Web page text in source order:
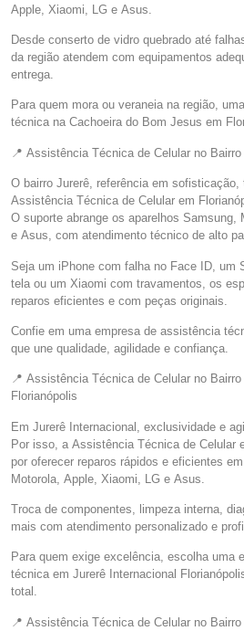
Apple, Xiaomi, LG e Asus.
Desde conserto de vidro quebrado até
da região atendem com equipamentos
entrega.
Para quem mora ou veraneia na região,
técnica na Cachoeira do Bom Jesus em
📍 Assistência Técnica de Celular no
O bairro Jurerê, referência em sofisticação,
Assistência Técnica de Celular em
O suporte abrange os aparelhos Samsung,
e Asus, com atendimento técnico de alto
Seja um iPhone com falha no Face ID, um
tela ou um Xiaomi com travamentos, os
reparos eficientes e com peças originais.
Confie em uma empresa de assistência
que une qualidade, agilidade e confiança.
📍 Assistência Técnica de Celular no
Florianópolis
Em Jurerê Internacional, exclusividade e
Por isso, a Assistência Técnica de Celular
por oferecer reparos rápidos e eficientes
Motorola, Apple, Xiaomi, LG e Asus.
Troca de componentes, limpeza interna,
mais com atendimento personalizado e
Para quem exige excelência, escolha uma
técnica em Jurerê Internacional
total.
📍 Assistência Técnica de Celular no